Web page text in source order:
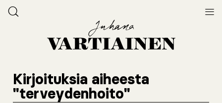
Kirjoituksia aiheesta
"terveydenhoito"